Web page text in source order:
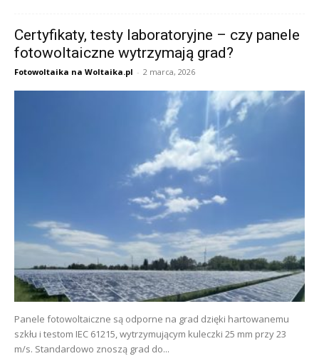
Certyfikaty, testy laboratoryjne – czy panele
fotowoltaiczne wytrzymają grad?
Fotowoltaika na Woltaika.pl - 2 marca, 2026
Panele fotowoltaiczne są odporne na grad dzięki hartowanemu
szkłu i testom IEC 61215, wytrzymującym kuleczki 25 mm przy 23
m/s. Standardowo znoszą grad do...